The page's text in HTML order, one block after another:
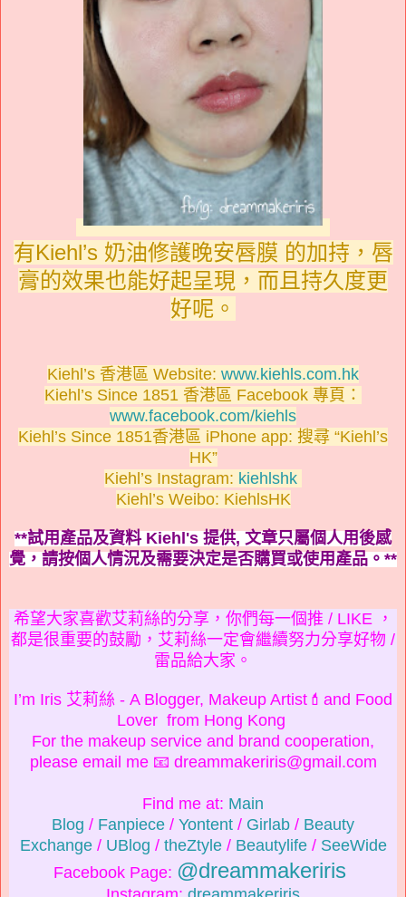
有Kiehl’s 奶油修護晚安唇膜 的加持，唇
膏的效果也能好起呈現，而且持久度更
好呢。
Kiehl’s 香港區 Website: www.kiehls.com.hk
Kiehl’s Since 1851 香港區 Facebook 專頁：
www.facebook.com/kiehls
Kiehl’s Since 1851香港區 iPhone app: 搜尋 “Kiehl’s
HK”
Kiehl’s Instagram: kiehlshk
Kiehl’s Weibo: KiehlsHK
**試用產品及資料 Kiehl's 提供, 文章只屬個人用後感
覺， 請按個人情況及需要決定是否購買或使用產品。**
希望大家喜歡艾莉絲的分享，你們每一個推 / LIKE ，
都是很重要的鼓勵，艾莉絲一定會繼續努力分享好物 /
雷品給大家。
I’m Iris 艾莉絲 - A Blogger, Makeup Artist💄and Food
Lover from Hong Kong
For the makeup service and brand cooperation,
please email me 📧 dreammakeriris@gmail.com
Find me at: Main
Blog / Fanpiece / Yontent / Girlab / Beauty
Exchange/ UBlog / theZtyle/ Beautylife/ SeeWide
Facebook Page: @dreammakeriris